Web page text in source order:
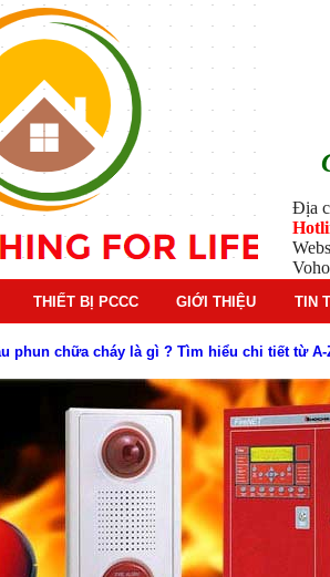
Địa
THIẾT BỊ PCCC GIỚI THIỆU TIN
do nên chọn hệ thống báo cháy Hochiki cho
tạo và nguyên lý hoạt động của báo cháy
hiểu chi tiết về hệ thống báo cháy Horing
loại thang dây thoát hiểm phổ biến trên thị
dây thoát hiểm có tác dụng gì trong tình
tạo đầu phun chữa cháy trong hệ thống
thu sét là gì? Cấu tạo, nguyên lý hoạt động
phun chữa cháy là gì và nguyên lý hoạt động
phun chữa cháy là gì ? Tìm hiểu chi tiết từ A-